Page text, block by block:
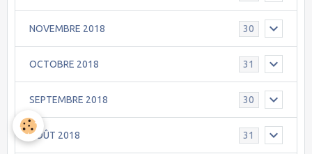
NOVEMBRE 2018 30
OCTOBRE 2018 31
SEPTEMBRE 2018 30
AOÛT 2018 31